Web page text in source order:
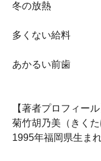
冬の放熱
多くない給料
あかるい前歯
【著者プロフィール
菊竹胡乃美（きくた
1995年福岡県生ま